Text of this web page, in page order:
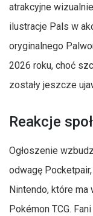
atrakcyjne
ilustracje Pals w
oryginalnego
2026 roku, choć
zostały jeszcze
Reakcje
Ogłoszenie
odwagę
Nintendo, które ma
Pokémon TCG.